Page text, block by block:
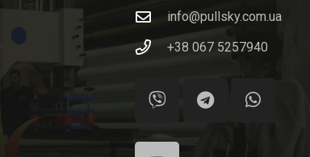
info@pullsky.com.ua
+38 067 5257940